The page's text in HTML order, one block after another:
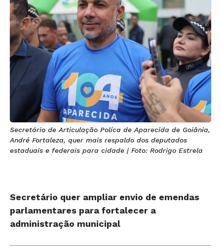
Secretário de Articulação Políca de Aparecida de Goiânia,
André Fortaleza, quer mais respaldo dos deputados
estaduais e federais para cidade | Foto: Rodrigo Estrela
Secretário quer ampliar envio de emendas
parlamentares para fortalecer a
administração municipal